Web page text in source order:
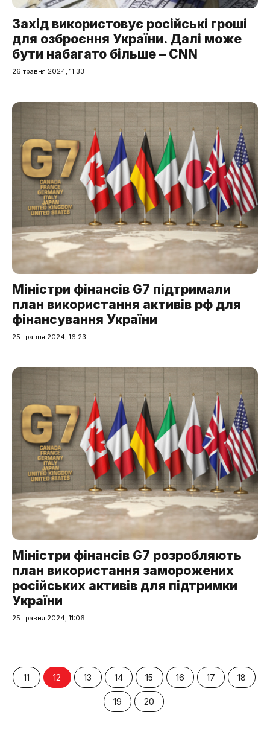
Захід використовує російські гроші
для озброєння України. Далі може
бути набагато більше – CNN
26 травня 2024, 11:33
Міністри фінансів G7 підтримали
план використання активів рф для
фінансування України
25 травня 2024, 16:23
Міністри фінансів G7 розробляють
план використання заморожених
російських активів для підтримки
України
25 травня 2024, 11:06
11 12 13 14 15 16 17 18
19 20